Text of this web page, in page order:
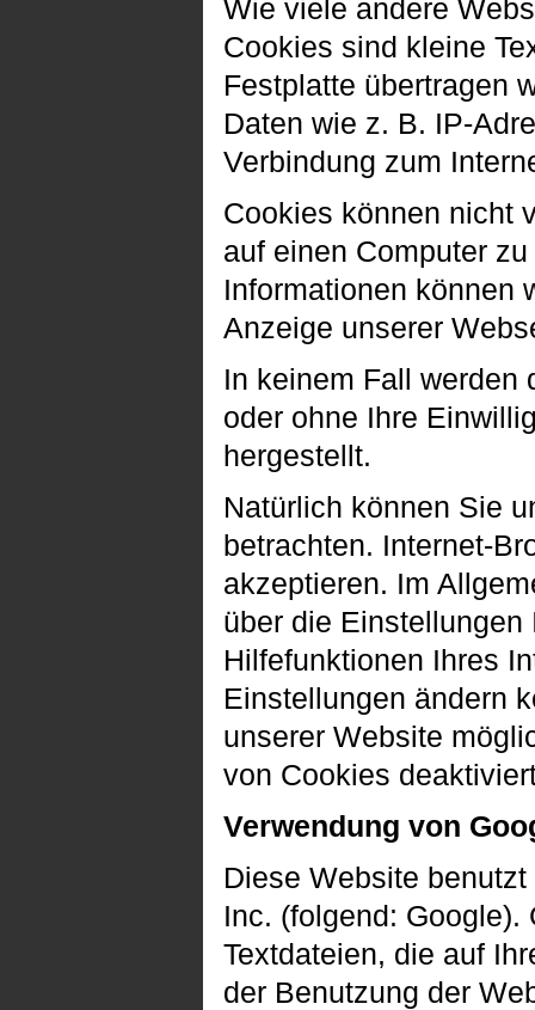
Wie viele andere
Cookies sind kleine
Festplatte übertragen
Daten wie z. B. IP-
Verbindung zum
Cookies können nicht
auf einen Computer
Informationen können
Anzeige unserer
In keinem Fall werden
oder ohne Ihre
hergestellt.
Natürlich können Sie
betrachten. Internet-
akzeptieren. Im
über die
Hilfefunktionen Ihres
Einstellungen ändern
unserer Website
von Cookies
Verwendung von
Diese Website
Inc. (folgend: Google).
Textdateien, die auf
der Benutzung der